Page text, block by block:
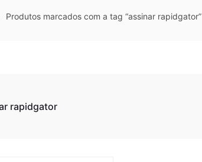
Produtos marcados com a tag “assinar rapidgator”
rapidgator